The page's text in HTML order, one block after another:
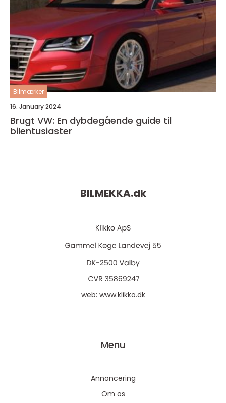
Bilmærker
16. January 2024
Brugt VW: En dybdegående guide til
bilentusiaster
BILMEKKA.dk
web: www.klikko.dk
Menu
Annoncering
Om os